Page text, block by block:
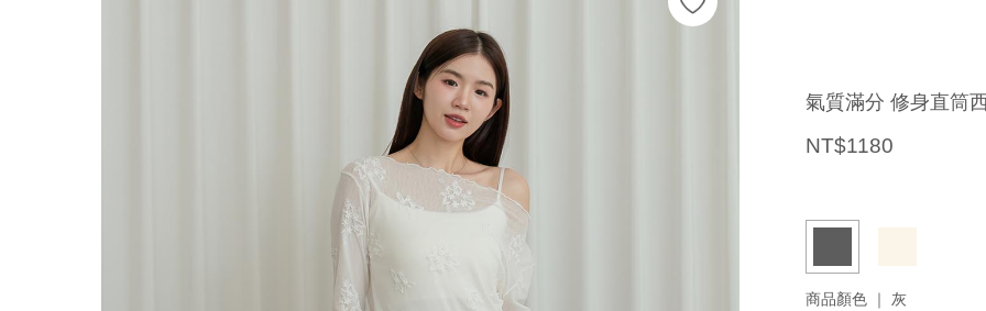
氣質滿分 修身直筒
NT$1180
商品顏色 ｜ 灰